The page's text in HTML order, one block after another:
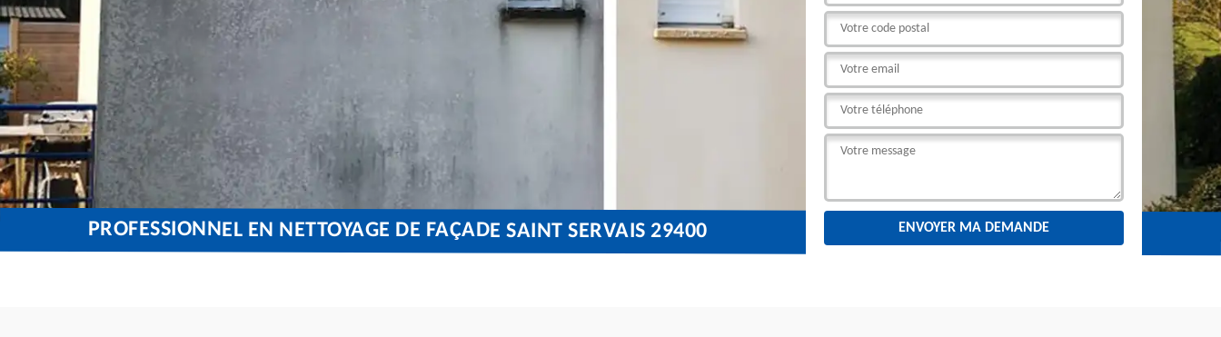
PROFESSIONNEL EN NETTOYAGE DE FAÇADE SAINT SERVAIS 29400